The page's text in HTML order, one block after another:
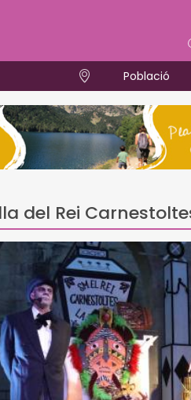
Població
del Rei